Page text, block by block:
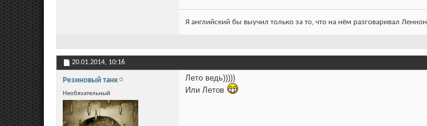
Я английский бы выучил только за то, что на нём разговаривал Леннон
20.01.2014, 10:16
Резиновый танк
Необязательный
Лето ведь)))))
Или Летов